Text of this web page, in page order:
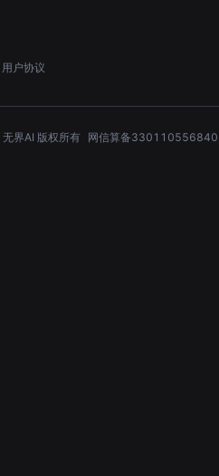
用户协议
无界AI 版权所有 网信算备